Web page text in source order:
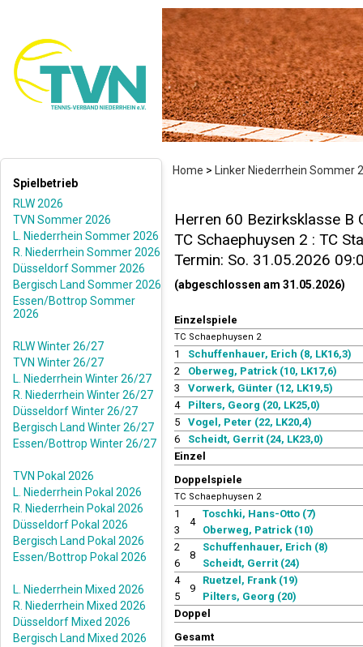
Home >
Linker Niederrhein Sommer
Spielbetrieb
RLW 2026
TVN Sommer 2026
L. Niederrhein Sommer 2026
R. Niederrhein Sommer 2026
Düsseldorf Sommer 2026
Bergisch Land Sommer 2026
Essen/Bottrop Sommer
2026
RLW Winter 26/27
TVN Winter 26/27
L. Niederrhein Winter 26/27
R. Niederrhein Winter 26/27
Düsseldorf Winter 26/27
Bergisch Land Winter 26/27
Essen/Bottrop Winter 26/27
TVN Pokal 2026
L. Niederrhein Pokal 2026
R. Niederrhein Pokal 2026
Düsseldorf Pokal 2026
Bergisch Land Pokal 2026
Essen/Bottrop Pokal 2026
L. Niederrhein Mixed 2026
R. Niederrhein Mixed 2026
Düsseldorf Mixed 2026
Bergisch Land Mixed 2026
Herren 60 Bezirksklasse B
TC Schaephuysen 2 : TC
Termin: So. 31.05.2026
(abgeschlossen am 31.05.2026)
Einzelspiele
TC Schaephuysen 2
1
Schuffenhauer, Erich (8, LK16,3)
2
Oberweg, Patrick (10, LK17,6)
3
Vorwerk, Günter (12, LK19,5)
4
Pilters, Georg (20, LK25,0)
5
Vogel, Peter (22, LK20,4)
6
Scheidt, Gerrit (24, LK23,0)
Einzel
Doppelspiele
TC Schaephuysen 2
1
3
4
Toschki, Hans-Otto (7)
Oberweg, Patrick (10)
2
6
8
Schuffenhauer, Erich (8)
Scheidt, Gerrit (24)
4
5
9
Ruetzel, Frank (19)
Pilters, Georg (20)
Doppel
Gesamt